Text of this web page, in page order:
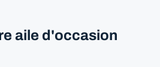
aile d'occasion